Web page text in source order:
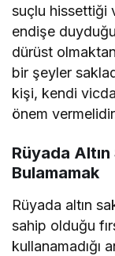
suçlu hissettiği
endişe
dürüst olmaktan
bir şeyler
kişi, kendi
önem
Rüyada
Bulamamak
Rüyada altın
sahip olduğu
kullanamadığı